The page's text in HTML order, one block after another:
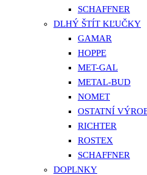
SCHAFFNER
DLHÝ ŠTÍT KĽUČKY
GAMAR
HOPPE
MET-GAL
METAL-BUD
NOMET
OSTATNÍ
RICHTER
ROSTEX
SCHAFFNER
DOPLNKY